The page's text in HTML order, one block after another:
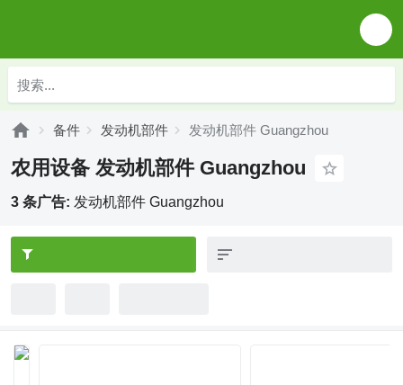
备件 发动机部件 发动机部件 Guangzhou
农用设备 发动机部件 Guangzhou
3 条广告: 发动机部件 Guangzhou